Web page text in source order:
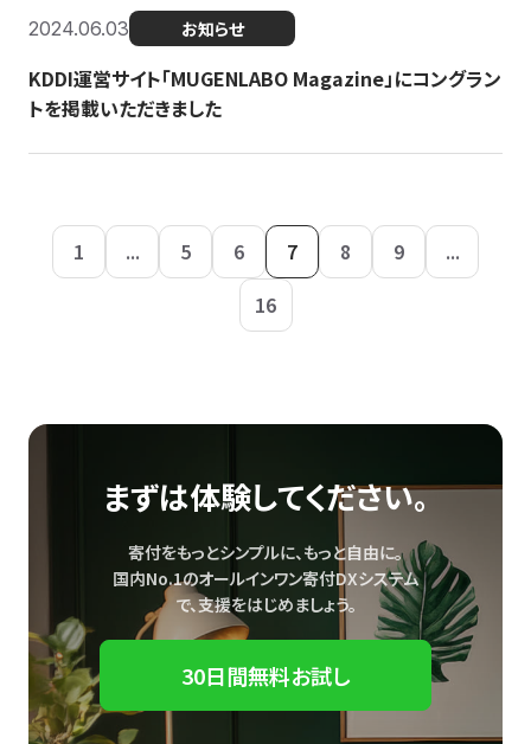
2024.06.03 お知らせ
KDDI運営サイト「MUGENLABO Magazine」にコングラン
トを掲載いただきました
1 ... 5 6 7 8 9
...
16
まずは体験してください。
寄付をもっとシンプルに、もっと自由に。
国内No.1のオールインワン寄付DXシステム
で、支援をはじめましょう。
30日間無料お試し